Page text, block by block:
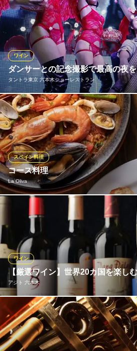
東京都港区六本木1-4-5 アークヒルズサウスタワ
2名様から予約受付♪ 内容充実のお食事
コが飲み放題で15,000！
R3 Club Lounge
六本木BARラウンジ
都営大江戸線六本木駅 徒歩1分
東京都港区六本木7-14-23 ラウンドクロス六本木
ダンサーとの記念撮影で最高の夜
タントラ東京 六本木ショーレストラン
ワイン
Tantra Tokyoでは、メインショー上演中
て自由！迫力満点のパフォーマンスを、
めてください。さらにショー終了後には
のダンサーたちと一緒に記念撮影をお
にゴージャスで官能的な夜の思い出を、
い！
タントラ東京 六本木ショーレストラ
六本木のショークラブ
都営大江戸線六本木駅 徒歩2分
東京都港区六本木3-9-5 ゼックスバウム館B2
コース料理
La Oliva
スペイン料理
おすすめのスペイン料理をご堪能くださ
La Oliva
自然派ワインバル
地下鉄千代田線乃木坂駅 徒歩3分
東京都港区六本木7-3-14
【厳選ワイン】世界20カ国を楽しむ
アジト 六本木
ワイン
当店専属ソムリエ厳選の20カ国からチ
いただけます。銘柄もの～旬のものま
ご用意しておりますので、お好みの味
案することも可能です。リーズナブルな